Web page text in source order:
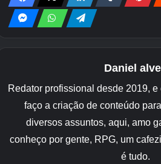
Daniel
Redator profissional desde 2019,
faço a criação de conteúdo
diversos assuntos, aqui, amo
conheço por gente, RPG, um
é tudo.